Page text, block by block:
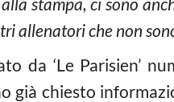
allenatori che non
da ‘Le Parisien’
già chiesto